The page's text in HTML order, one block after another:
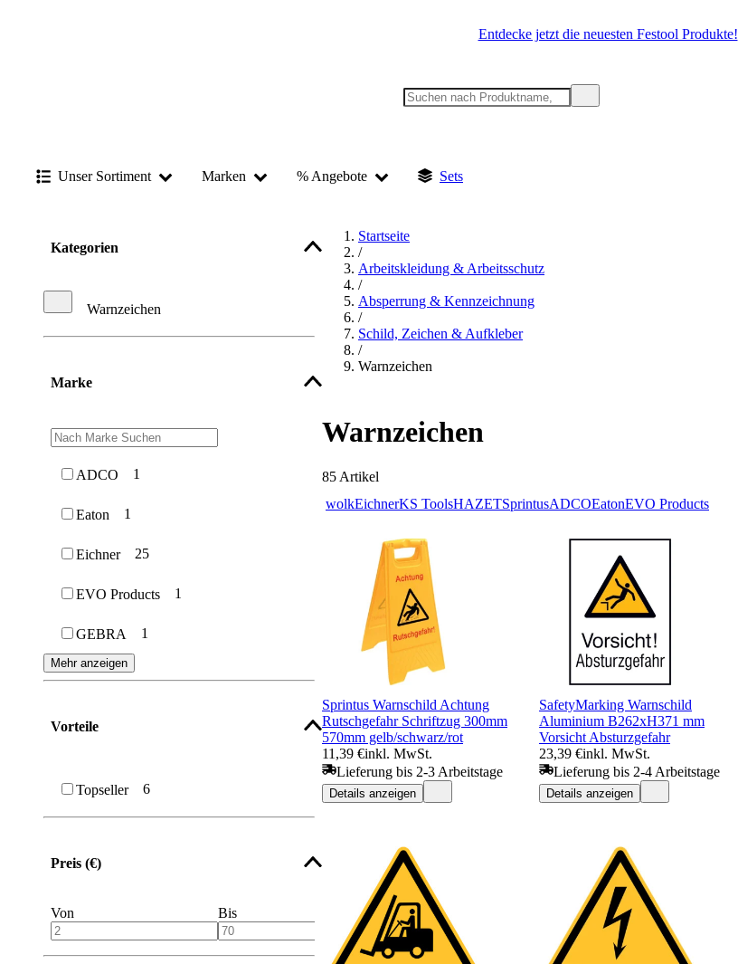
Entdecke jetzt die neuesten Festool Produkte!
Unser Sortiment Marken % Angebote Sets
Kategorien
Warnzeichen
Marke
ADCO 1
Eaton 1
Eichner 25
EVO Products 1
GEBRA 1
Mehr anzeigen
Vorteile
Topseller 6
Preis (€)
Von Bis
Startseite
/
Arbeitskleidung & Arbeitsschutz
/
Absperrung & Kennzeichnung
/
Schild, Zeichen & Aufkleber
/
Warnzeichen
Warnzeichen
85 Artikel
wolkEichnerKS ToolsHAZETSprintusADCOEatonEVO Products
Sprintus Warnschild Achtung
Rutschgefahr Schriftzug 300mm
570mm gelb/schwarz/rot
11,39 €inkl. MwSt.
Lieferung bis 2-3 Arbeitstage
Details anzeigen
SafetyMarking Warnschild
Aluminium B262xH371 mm
Vorsicht Absturzgefahr
23,39 €inkl. MwSt.
Lieferung bis 2-4 Arbeitstage
Details anzeigen